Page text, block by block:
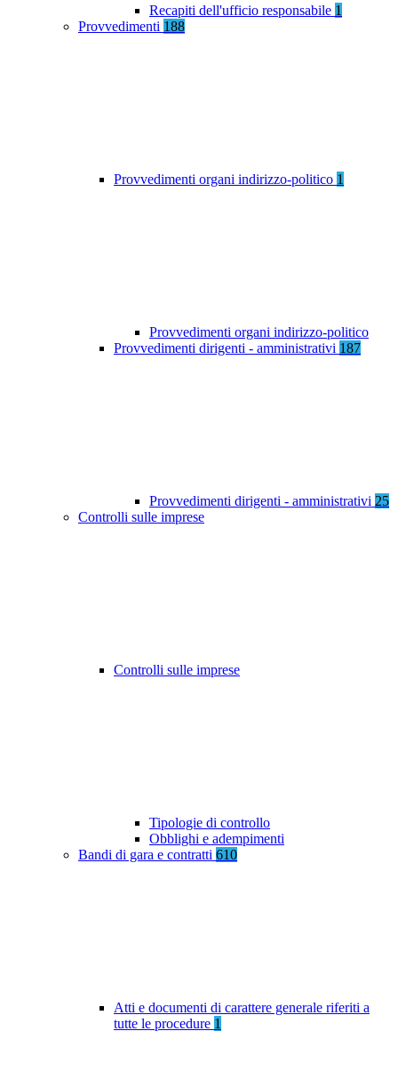
Recapiti dell'ufficio responsabile 1
Provvedimenti 188
Provvedimenti organi indirizzo-politico 1
Provvedimenti organi indirizzo-politico
Provvedimenti dirigenti - amministrativi 187
Provvedimenti dirigenti - amministrativi 25
Controlli sulle imprese
Controlli sulle imprese
Tipologie di controllo
Obblighi e adempimenti
Bandi di gara e contratti 610
Atti e documenti di carattere generale riferiti a
tutte le procedure 1